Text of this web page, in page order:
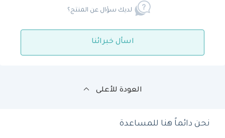
لديك سؤال عن المنتج؟
اسأل خبرائنا
العودة للأعلى
نحن دائماً هنا للمساعدة